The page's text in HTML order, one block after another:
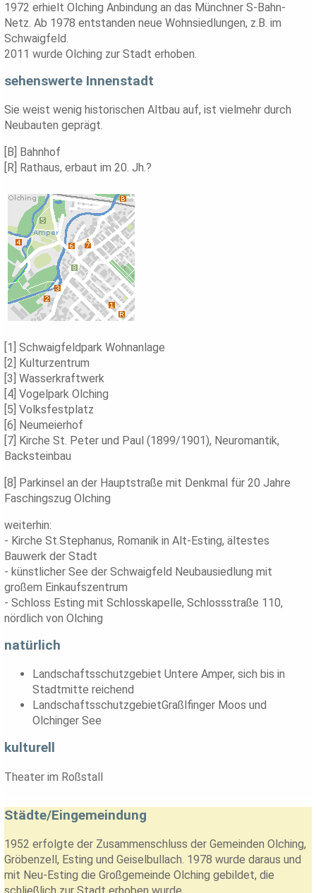
1972 erhielt Olching Anbindung an das Münchner S-Bahn-
Netz. Ab 1978 entstanden neue Wohnsiedlungen, z.B. im
Schwaigfeld.
2011 wurde Olching zur Stadt erhoben.
sehenswerte Innenstadt
Sie weist wenig historischen Altbau auf, ist vielmehr durch
Neubauten geprägt.
[B] Bahnhof
[R] Rathaus, erbaut im 20. Jh.?
[1] Schwaigfeldpark Wohnanlage
[2] Kulturzentrum
[3] Wasserkraftwerk
[4] Vogelpark Olching
[5] Volksfestplatz
[6] Neumeierhof
[7] Kirche St. Peter und Paul (1899/1901), Neuromantik,
Backsteinbau
[8] Parkinsel an der Hauptstraße mit Denkmal für 20 Jahre
Faschingszug Olching
weiterhin:
- Kirche St.Stephanus, Romanik in Alt-Esting, ältestes
Bauwerk der Stadt
- künstlicher See der Schwaigfeld Neubausiedlung mit
großem Einkaufszentrum
- Schloss Esting mit Schlosskapelle, Schlossstraße 110,
nördlich von Olching
natürlich
Landschaftsschutzgebiet Untere Amper, sich bis in
Stadtmitte reichend
LandschaftsschutzgebietGraßlfinger Moos und
Olchinger See
kulturell
Theater im Roßstall
Städte/Eingemeindung
1952 erfolgte der Zusammenschluss der Gemeinden Olching,
Gröbenzell, Esting und Geiselbullach. 1978 wurde daraus und
mit Neu-Esting die Großgemeinde Olching gebildet, die